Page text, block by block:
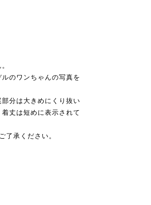
のワンちゃんの写真を
分は大きめにくり抜い
丈は短めに表示されて
了承ください。